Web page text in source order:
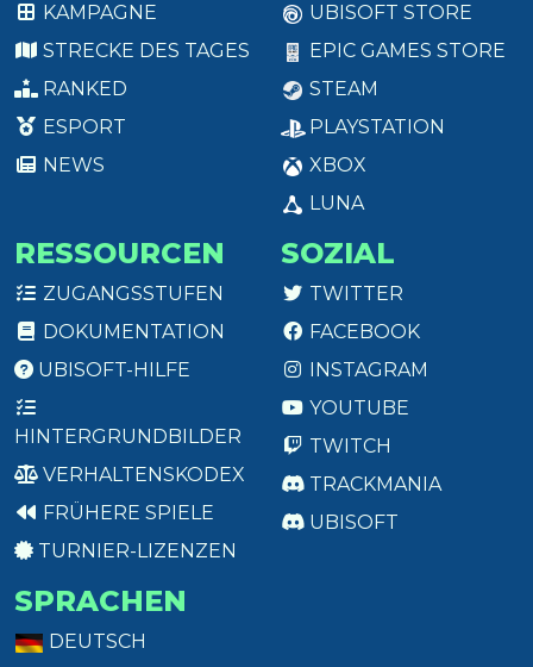
KAMPAGNE
STRECKE DES TAGES
RANKED
ESPORT
NEWS
UBISOFT STORE
EPIC GAMES STORE
STEAM
PLAYSTATION
XBOX
LUNA
RESSOURCEN
ZUGANGSSTUFEN
DOKUMENTATION
UBISOFT-HILFE
HINTERGRUNDBILDER
VERHALTENSKODEX
FRÜHERE SPIELE
TURNIER-LIZENZEN
SOZIAL
TWITTER
FACEBOOK
INSTAGRAM
YOUTUBE
TWITCH
TRACKMANIA
UBISOFT
SPRACHEN
DEUTSCH